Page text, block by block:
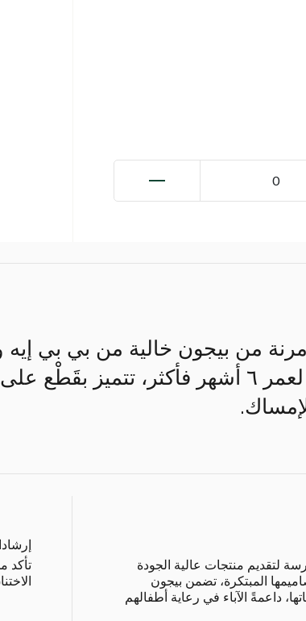
0
من بيجون خالية من بي بي
طبيعي. مناسبة لعمر ٦ أشهر فأكثر،
لتقديم منتجات عالية الجودة
المبتكرة، تضمن بيجون
داعمةً الآباء في رعاية أطفالهم
تأكد